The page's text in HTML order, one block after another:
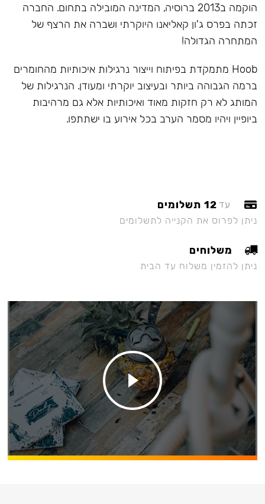
הוקמה ב2013 ברוסיה, המדינה המובילה בתחום. החברה
זכתה בפרס ג'ון קאליאנו היוקרתי ושברה את הרצף של
המתחרה הגדולה!
Hoob מתמקדת בפיתוח וייצור נרגילות איכותיות מהחומרים
ברמה הגבוהה ביותר ובעיצוב יוקרתי ומעודן. הנרגילות של
המותג לא רק חזקות מאוד ואיכותיות אלא גם מרהיבות
ביופיין ויהיו מסמר הערב בכל אירוע בו ישתתפו.
עד 12 תשלומים
ניתן לפרוס את הקנייה לתשלומים
משלוחים
ניתן להזמין משלוח עד הבית